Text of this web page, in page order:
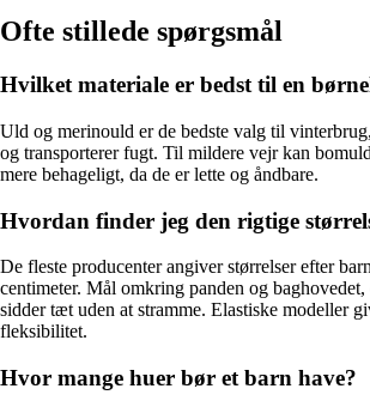
Ofte stillede spørgsmål
Hvilket materiale er bedst til en
Uld og merinould er de bedste valg til
og transporterer fugt. Til mildere vejr kan
mere behageligt, da de er lette og åndbare.
Hvordan finder jeg den rigtige
De fleste producenter angiver størrelser efter
centimeter. Mål omkring panden og
sidder tæt uden at stramme. Elastiske modeller
fleksibilitet.
Hvor mange huer bør et barn have?